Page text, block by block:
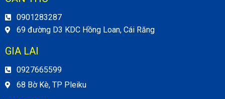
0901283287
69 đường D3 KDC Hồng Loan, Cái Răng
GIA LAI
0927665599
68 Bờ Kè, TP Pleiku